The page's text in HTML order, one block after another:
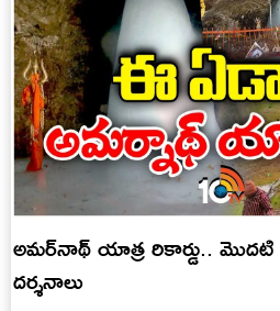
అమర్‌నాథ్‌ యాత్ర రికార్డు.. మొదటి
దర్శనాలు